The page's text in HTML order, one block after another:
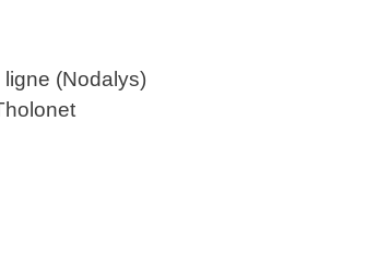
(Nodalys)